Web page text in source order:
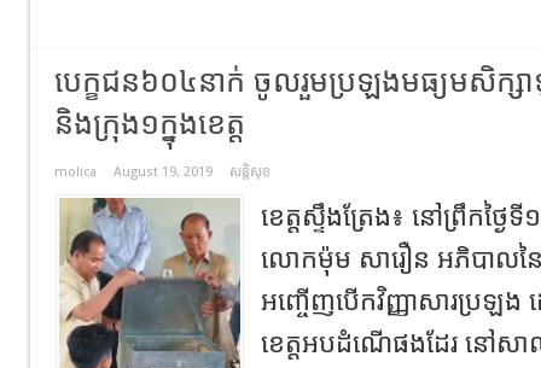
បេក្ខជន៦០៤នាក់ ចូលរួមប្រឡងមធ្យមសិក្
និងក្រុង១ក្នុងខេត្ត
molica August 19, 2019 សន្តិសុខ
ខេត្តស្ទឹងត្រែង៖ នៅព្រឹកថ្ង
លោកម៉ុម សារឿន អភិបាលន
អញ្ចើញបើកវិញ្ញាសារប្រឡ
ខេត្តអបដំណើផងដែរ នៅស